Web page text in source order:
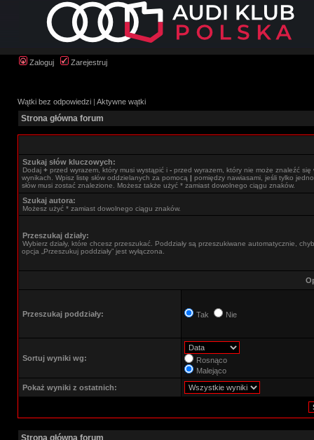
Zaloguj Zarejestruj
Wątki bez odpowiedzi | Aktywne wątki
Strona główna forum
Szukaj słów kluczowych:
Dodaj + przed wyrazem, który musi wystąpić i - przed wyrazem, który nie może znaleźć się
wynikach. Wpisz listę słów oddzielanych za pomocą | pomiędzy nawiasami, jeśli tylko
słów musi zostać znalezione. Możesz także użyć * zamiast dowolnego ciągu znaków.
Szukaj autora:
Możesz użyć * zamiast dowolnego ciągu znaków.
Przeszukaj działy:
Wybierz działy, które chcesz przeszukać. Poddziały są przeszukiwane automatycznie,
opcja „Przeszukuj poddziały” jest wyłączona.
Przeszukaj poddziały: Tak Nie
Sortuj wyniki wg:
Rosnąco
Malejąco
Pokaż wyniki z ostatnich:
Strona główna forum